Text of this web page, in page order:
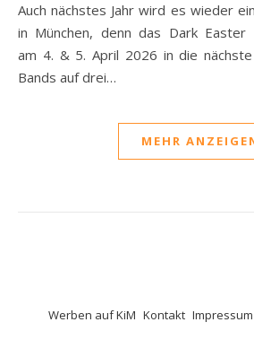
Auch nächstes Jahr wird es wieder ein düsteres Osterfest
in München, denn das Dark
am 4. & 5. April 2026 in die
Bands auf drei…
MEHR
Werben auf KiM Kontakt